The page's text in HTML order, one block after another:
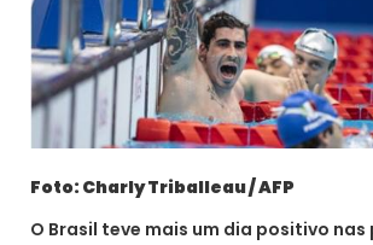
Foto: Charly Triballeau / AFP
O Brasil teve mais um dia positivo nas